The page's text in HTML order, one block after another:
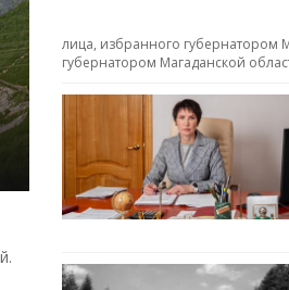
лица, избранного губернатором
губернатором Магаданской